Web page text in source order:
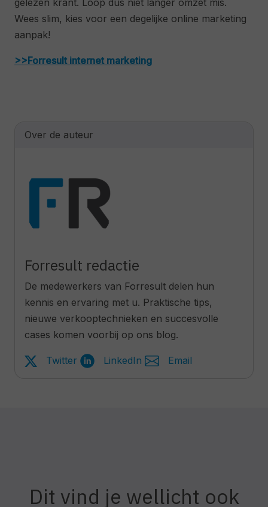
Wees slim, kies voor een degelijke online marketing
aanpak!
>>Forresult internet marketing
Over de auteur
Forresult redactie
De medewerkers van Forresult delen hun
kennis en ervaring met u. Praktische tips,
nieuwe verkooptechnieken en succesvolle
cases komen voorbij op ons blog.
Twitter LinkedIn Email
Dit vind je wellicht ook